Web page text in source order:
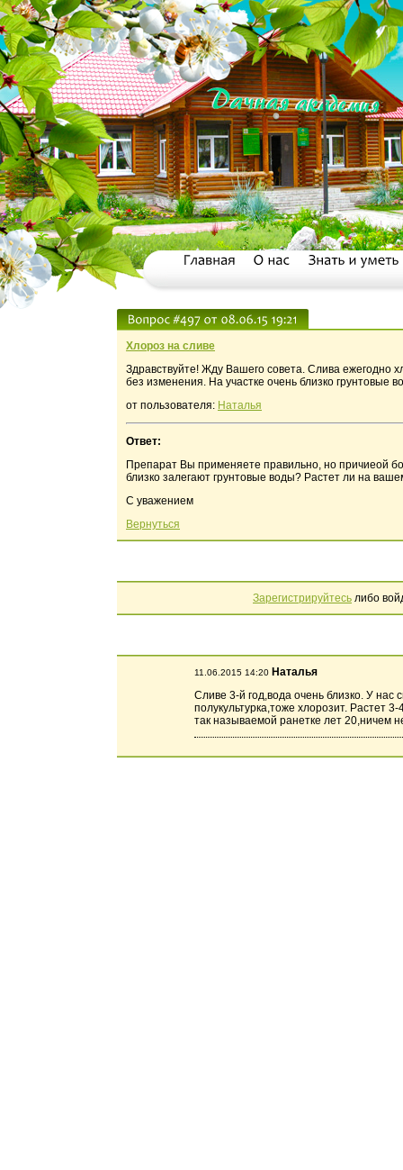
Хлороз на сливе
Здравствуйте! Жду Вашего совета. Слива ежегодно
без изменения. На участке очень близко
от пользователя: Наталья
Ответ:
Препарат Вы применяете правильно, но причиеой
близко залегают грунтовые воды? Растет ли на
С уважением
Вернуться
Зарегистрируйтесь либо
11.06.2015 14:20 Наталья
Сливе 3-й год,вода очень близко. У
полукультурка,тоже хлорозит. Растет
так называемой ранетке лет 20,ничем